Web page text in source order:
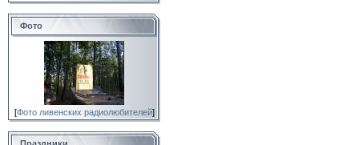
Фото
[Фото ливенских радиолюбителей]